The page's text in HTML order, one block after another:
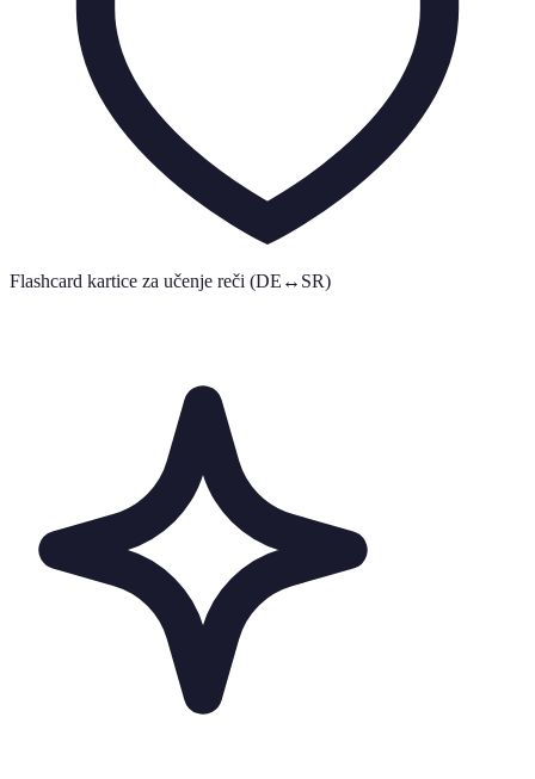
Flashcard kartice za učenje reči (DE↔SR)